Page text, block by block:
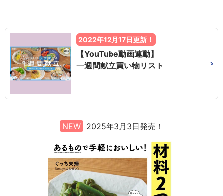
2022年12月17日更新！
【YouTube動画連動】
一週間献立買い物リスト
NEW 2025年3月3日発売！